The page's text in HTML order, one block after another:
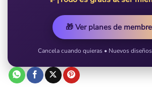
🎁 Ver planes de
Cancela cuando quieras • Nuevos